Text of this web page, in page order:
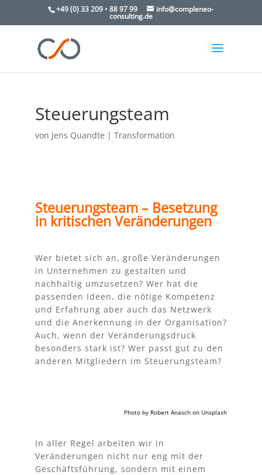
+49 (0) 33 209 • 88 97 99 info@compleneo-
consulting.de
Steuerungsteam
von Jens Quandte | Transformation
Steuerungsteam – Besetzung
in kritischen Veränderungen
Wer bietet sich an, große Veränderungen
in Unternehmen zu gestalten und
nachhaltig umzusetzen? Wer hat die
passenden Ideen, die nötige Kompetenz
und Erfahrung aber auch das Netzwerk
und die Anerkennung in der Organisation?
Auch, wenn der Veränderungsdruck
besonders stark ist? Wer passt gut zu den
anderen Mitgliedern im Steuerungsteam?
Photo by Robert Anasch onUnsplash
In aller Regel arbeiten wir in
Veränderungen nicht nur eng mit der
Geschäftsführung, sondern mit einem